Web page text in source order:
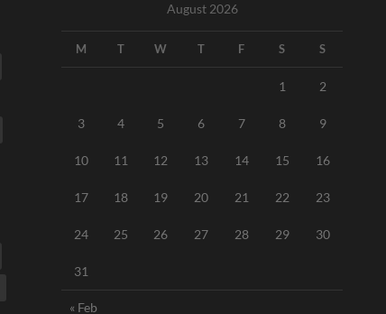
August 2026
M T W T F S S
1 2
3 4 5 6 7 8 9
10 11 12 13 14 15 16
17 18 19 20 21 22 23
24 25 26 27 28 29 30
31
« Feb